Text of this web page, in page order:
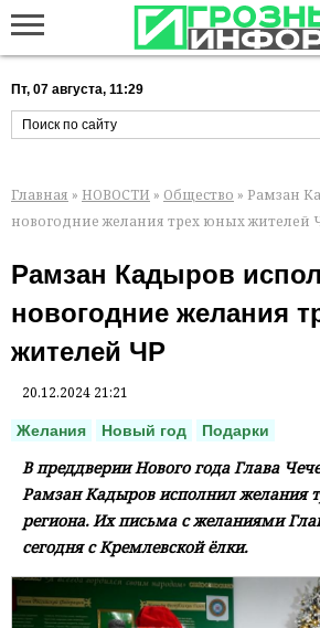
Пт, 07 августа, 11:29
Главная » НОВОСТИ » Общество » Рамзан
новогодние желания трех юных жителей
Рамзан Кадыров
новогодние желания
жителей ЧР
20.12.2024 21:21
Желания Новый год Подарки
В преддверии Нового года Глава
Рамзан Кадыров исполнил желания
региона. Их письма с желаниями
сегодня с Кремлевской ёлки.